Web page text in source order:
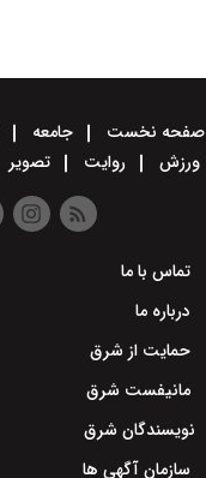
صفحه نخست جامعه
ورزش
روایت تصویر
تماس با ما
درباره ما
حمایت از شرق
مانیفست شرق
نویسندگان شرق
سازمان آگهی ها